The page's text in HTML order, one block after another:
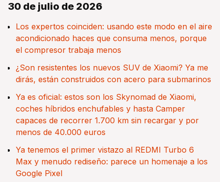
30 de julio de 2026
Los expertos coinciden: usando este modo en el aire
acondicionado haces que consuma menos, porque
el compresor trabaja menos
¿Son resistentes los nuevos SUV de Xiaomi? Ya me
dirás, están construidos con acero para submarinos
Ya es oficial: estos son los Skynomad de Xiaomi,
coches híbridos enchufables y hasta Camper
capaces de recorrer 1.700 km sin recargar y por
menos de 40.000 euros
Ya tenemos el primer vistazo al REDMI Turbo 6
Max y menudo rediseño: parece un homenaje a los
Google Pixel